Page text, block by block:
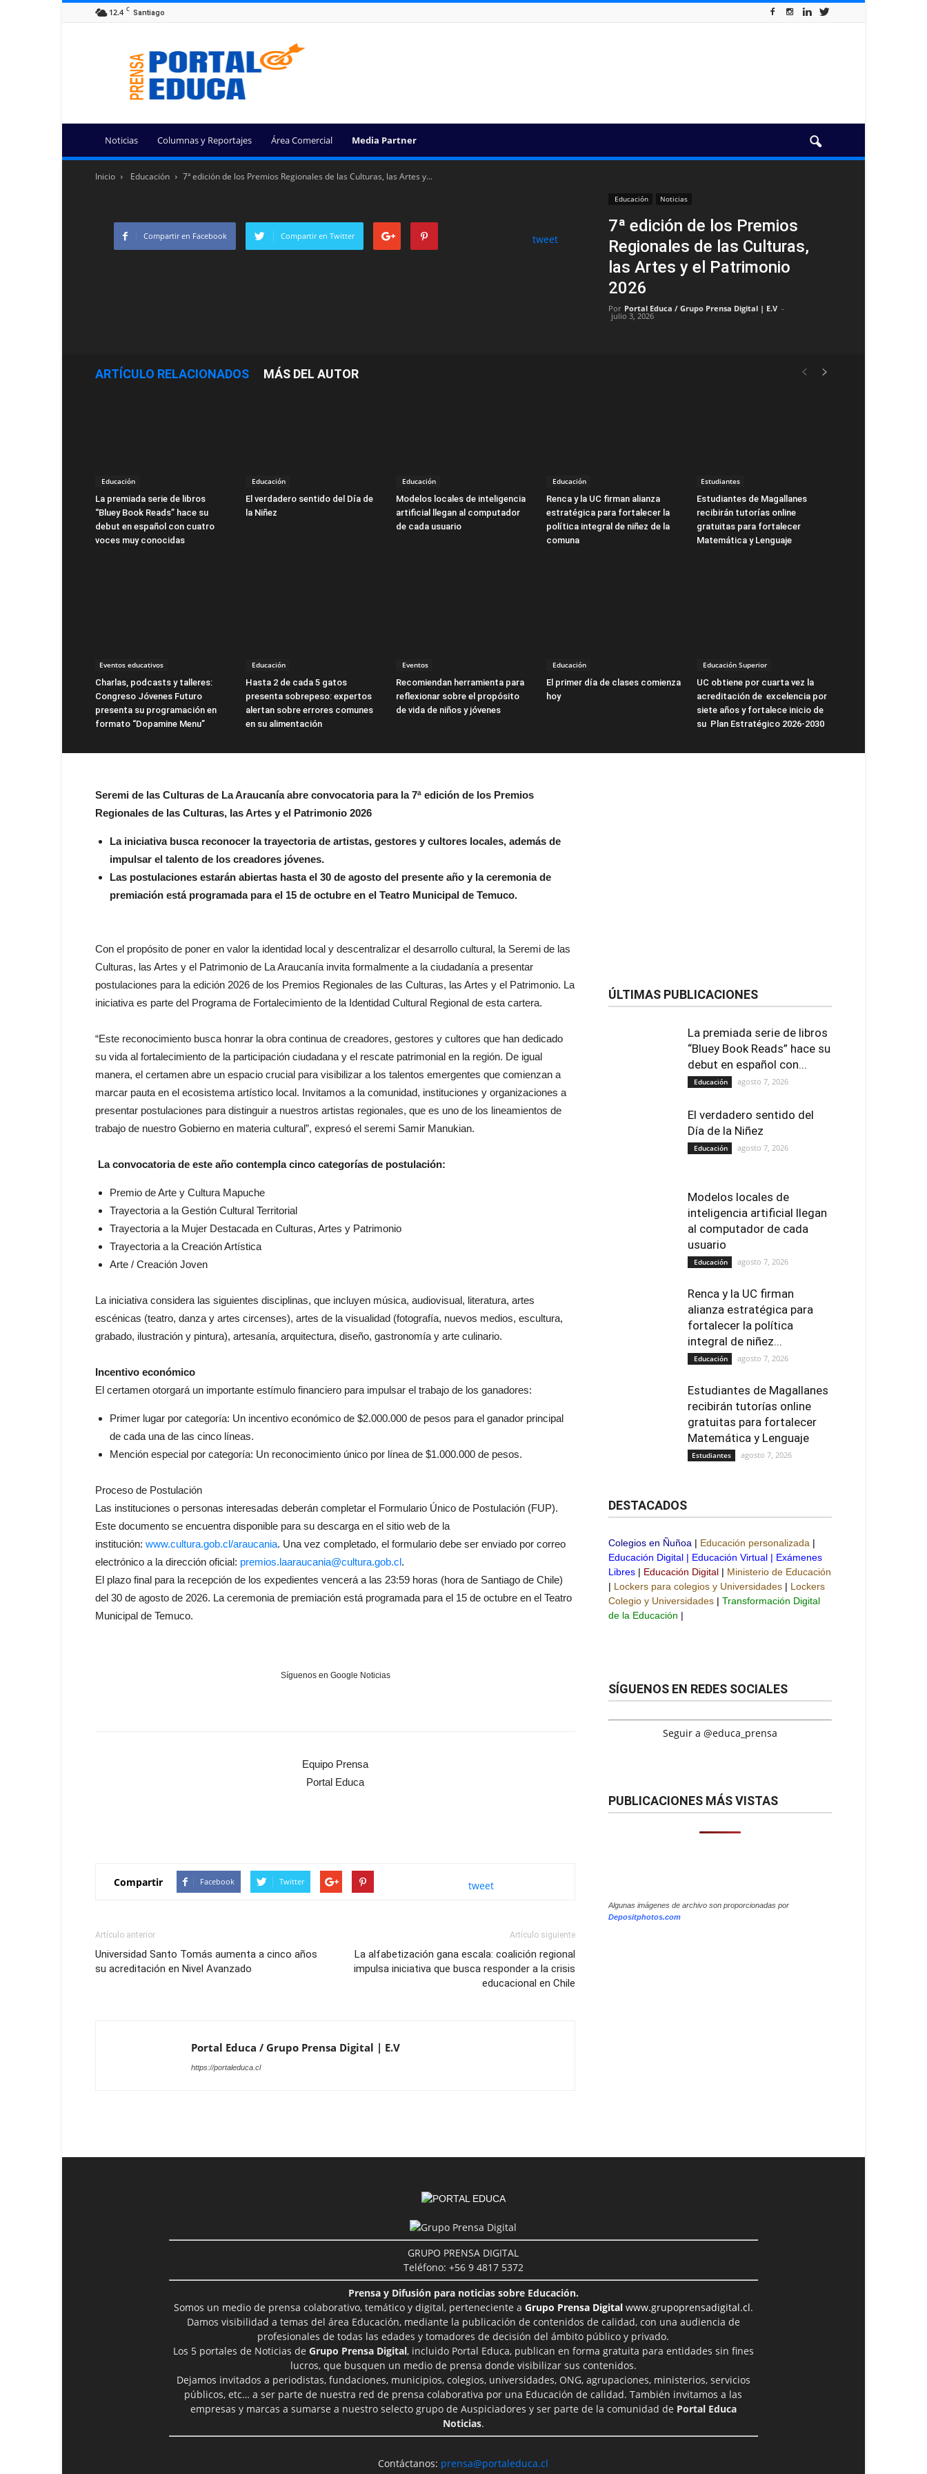
12.4 C Santiago
Portal
Educa
Noticias Columnas y Reportajes Área Comercial Media Partner
Inicio Educación 7ª edición de los Premios Regionales de las Culturas, las Artes y...
Educación Noticias
7ª edición de los Premios
Regionales de las Culturas,
las Artes y el Patrimonio
2026
Por Portal Educa / Grupo Prensa Digital | E.V -
julio 3, 2026
Compartir en Facebook Compartir en Twitter tweet
ARTÍCULO RELACIONADOS MÁS DEL AUTOR
Educación
La premiada serie de libros
“Bluey Book Reads” hace su
debut en español con cuatro
voces muy conocidas
Educación
El verdadero sentido del Día de
la Niñez
Educación
Modelos locales de inteligencia
artificial llegan al computador
de cada usuario
Educación
Renca y la UC firman alianza
estratégica para fortalecer la
política integral de niñez de la
comuna
Estudiantes
Estudiantes de Magallanes
recibirán tutorías online
gratuitas para fortalecer
Matemática y Lenguaje
Eventos educativos
Charlas, podcasts y talleres:
Congreso Jóvenes Futuro
presenta su programación en
formato “Dopamine Menu”
Educación
Hasta 2 de cada 5 gatos
presenta sobrepeso: expertos
alertan sobre errores comunes
en su alimentación
Eventos
Recomiendan herramienta para
reflexionar sobre el propósito
de vida de niños y jóvenes
Educación
El primer día de clases comienza
hoy
Educación Superior
UC obtiene por cuarta vez la
acreditación de excelencia por
siete años y fortalece inicio de
su Plan Estratégico 2026-2030
Seremi de las Culturas de La Araucanía abre convocatoria para la 7ª edición de los Premios
Regionales de las Culturas, las Artes y el Patrimonio 2026
La iniciativa busca reconocer la trayectoria de artistas, gestores y cultores locales, además de
impulsar el talento de los creadores jóvenes.
Las postulaciones estarán abiertas hasta el 30 de agosto del presente año y la ceremonia de
premiación está programada para el 15 de octubre en el Teatro Municipal de Temuco.
Con el propósito de poner en valor la identidad local y descentralizar el desarrollo cultural, la Seremi de las
Culturas, las Artes y el Patrimonio de La Araucanía invita formalmente a la ciudadanía a presentar
postulaciones para la edición 2026 de los Premios Regionales de las Culturas, las Artes y el Patrimonio. La
iniciativa es parte del Programa de Fortalecimiento de la Identidad Cultural Regional de esta cartera.
“Este reconocimiento busca honrar la obra continua de creadores, gestores y cultores que han dedicado
su vida al fortalecimiento de la participación ciudadana y el rescate patrimonial en la región. De igual
manera, el certamen abre un espacio crucial para visibilizar a los talentos emergentes que comienzan a
marcar pauta en el ecosistema artístico local. Invitamos a la comunidad, instituciones y organizaciones a
presentar postulaciones para distinguir a nuestros artistas regionales, que es uno de los lineamientos de
trabajo de nuestro Gobierno en materia cultural”, expresó el seremi Samir Manukian.
La convocatoria de este año contempla cinco categorías de postulación:
Premio de Arte y Cultura Mapuche
Trayectoria a la Gestión Cultural Territorial
Trayectoria a la Mujer Destacada en Culturas, Artes y Patrimonio
Trayectoria a la Creación Artística
Arte / Creación Joven
La iniciativa considera las siguientes disciplinas, que incluyen música, audiovisual, literatura, artes
escénicas (teatro, danza y artes circenses), artes de la visualidad (fotografía, nuevos medios, escultura,
grabado, ilustración y pintura), artesanía, arquitectura, diseño, gastronomía y arte culinario.
Incentivo económico
El certamen otorgará un importante estímulo financiero para impulsar el trabajo de los ganadores:
Primer lugar por categoría: Un incentivo económico de $2.000.000 de pesos para el ganador principal
de cada una de las cinco líneas.
Mención especial por categoría: Un reconocimiento único por línea de $1.000.000 de pesos.
Proceso de Postulación
Las instituciones o personas interesadas deberán completar el Formulario Único de Postulación (FUP).
Este documento se encuentra disponible para su descarga en el sitio web de la
institución: www.cultura.gob.cl/araucania. Una vez completado, el formulario debe ser enviado por correo
electrónico a la dirección oficial: premios.laaraucania@cultura.gob.cl.
El plazo final para la recepción de los expedientes vencerá a las 23:59 horas (hora de Santiago de Chile)
del 30 de agosto de 2026. La ceremonia de premiación está programada para el 15 de octubre en el Teatro
Municipal de Temuco.
Síguenos en Google Noticias
Equipo Prensa
Portal Educa
Compartir Facebook Twitter tweet
Artículo anterior
Universidad Santo Tomás aumenta a cinco años
su acreditación en Nivel Avanzado
Artículo siguiente
La alfabetización gana escala: coalición regional
impulsa iniciativa que busca responder a la crisis
educacional en Chile
Portal Educa / Grupo Prensa Digital | E.V
https://portaleduca.cl
ÚLTIMAS PUBLICACIONES
La premiada serie de libros
“Bluey Book Reads” hace su
debut en español con...
Educación agosto 7, 2026
El verdadero sentido del
Día de la Niñez
Educación agosto 7, 2026
Modelos locales de
inteligencia artificial llegan
al computador de cada
usuario
Educación agosto 7, 2026
Renca y la UC firman
alianza estratégica para
fortalecer la política
integral de niñez...
Educación agosto 7, 2026
Estudiantes de Magallanes
recibirán tutorías online
gratuitas para fortalecer
Matemática y Lenguaje
Estudiantes agosto 7, 2026
DESTACADOS
Colegios en Ñuñoa | Educación personalizada |
Educación Digital | Educación Virtual | Exámenes
Libres | Educación Digital | Ministerio de Educación
| Lockers para colegios y Universidades | Lockers
Colegio y Universidades | Transformación Digital
de la Educación |
SÍGUENOS EN REDES SOCIALES
Seguir a @educa_prensa
PUBLICACIONES MÁS VISTAS
Algunas imágenes de archivo son proporcionadas por
Depositphotos.com
GRUPO PRENSA DIGITAL
Teléfono: +56 9 4817 5372
Prensa y Difusión para noticias sobre Educación.
Somos un medio de prensa colaborativo, temático y digital, perteneciente a Grupo Prensa Digitalwww.grupoprensadigital.cl.
Damos visibilidad a temas del área Educación, mediante la publicación de contenidos de calidad, con una audiencia de
profesionales de todas las edades y tomadores de decisión del ámbito público y privado.
Los 5 portales de Noticias de Grupo Prensa Digital, incluido Portal Educa, publican en forma gratuita para entidades sin fines
lucros, que busquen un medio de prensa donde visibilizar sus contenidos.
Dejamos invitados a periodistas, fundaciones, municipios, colegios, universidades, ONG, agrupaciones, ministerios, servicios
públicos, etc… a ser parte de nuestra red de prensa colaborativa por una Educación de calidad. También invitamos a las
empresas y marcas a sumarse a nuestro selecto grupo de Auspiciadores y ser parte de la comunidad de Portal Educa
Noticias.
Contáctanos: prensa@portaleduca.cl